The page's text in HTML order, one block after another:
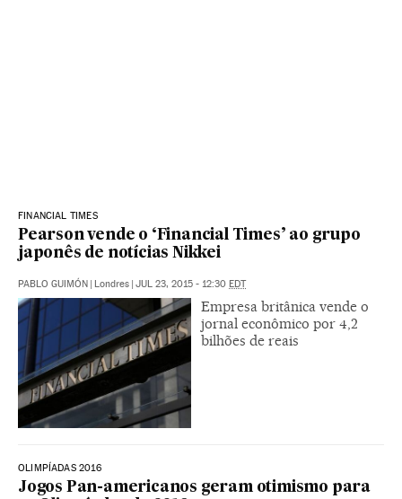
FINANCIAL TIMES
Pearson vende o ‘Financial Times’ ao grupo
japonês de notícias Nikkei
PABLO GUIMÓN | Londres | JUL 23, 2015 - 12:30 EDT
Empresa britânica vende o
jornal econômico por 4,2
bilhões de reais
OLIMPÍADAS 2016
Jogos Pan-americanos geram otimismo para